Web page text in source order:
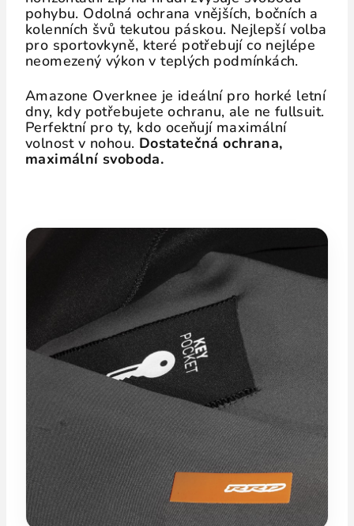
pohybu. Odolná ochrana vnějších, bočních a
kolenních švů tekutou páskou. Nejlepší volba
pro sportovkyně, které potřebují co nejlépe
neomezený výkon v teplých podmínkách.
Amazone Overknee je ideální pro horké letní
dny, kdy potřebujete ochranu, ale ne fullsuit.
Perfektní pro ty, kdo oceňují maximální
volnost v nohou. Dostatečná ochrana,
maximální svoboda.